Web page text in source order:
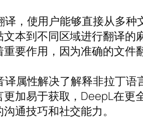
译，使用户能够直接从多
本到不同区域进行翻译
要作用，因为准确的文件
译属性解决了解释非拉丁
加易于获取，DeepL在
通技巧和社交能力。